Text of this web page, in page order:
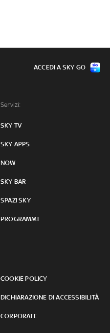
Servizi:
SKY TV
SKY APPS
NOW
SKY BAR
SPAZI SKY
PROGRAMMI
COOKIE POLICY
DICHIARAZIONE DI ACCESSIBILITÀ
CORPORATE
ACCEDI A SKY GO